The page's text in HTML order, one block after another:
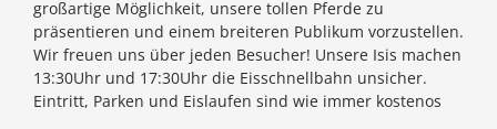
großartige Möglichkeit, unsere tollen Pferde zu
präsentieren und einem breiteren Publikum vorzustellen.
Wir freuen uns über jeden Besucher! Unsere Isis machen
13:30Uhr und 17:30Uhr die Eisschnellbahn unsicher.
Eintritt, Parken und Eislaufen sind wie immer kostenos